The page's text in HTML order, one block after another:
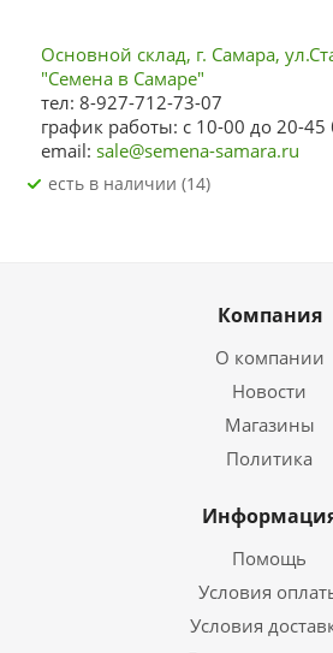
Основной склад, г. Самара,
"Семена в Самаре"
тел: 8-927-712-73-07
график работы: с 10-00 до 20-
email: sale@semena-samara.ru
Есть в наличии (14)
Компания
О компании
Новости
Магазины
Политика
Помощь
Условия
Условия